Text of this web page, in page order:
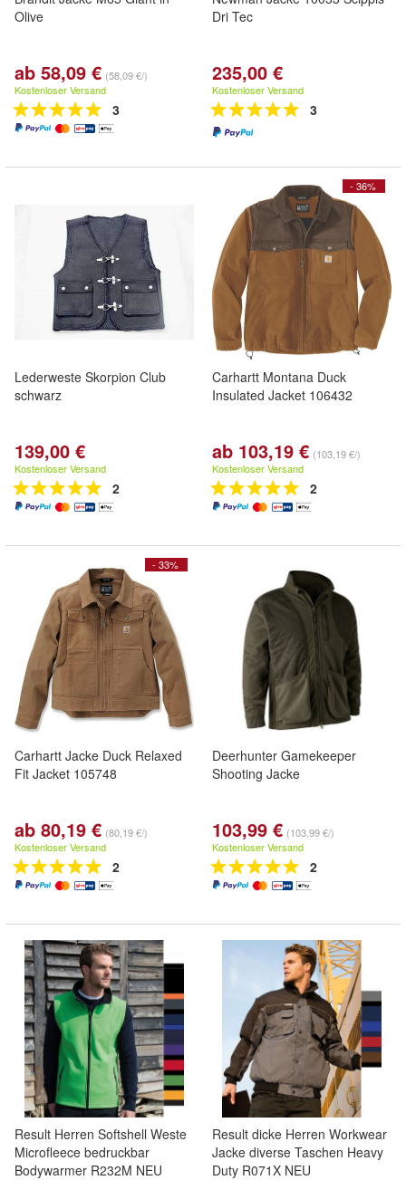
Olive
ab 58,09 € (58,09 €/)
Kostenloser Versand
3
Dri Tec
235,00 €
Kostenloser Versand
3
Lederweste Skorpion Club
schwarz
139,00 €
Kostenloser Versand
2
- 36%
Carhartt Montana Duck
Insulated Jacket 106432
ab 103,19 € (103,19 €/)
Kostenloser Versand
2
- 33%
Carhartt Jacke Duck Relaxed
Fit Jacket 105748
ab 80,19 € (80,19 €/)
Kostenloser Versand
2
Deerhunter Gamekeeper
Shooting Jacke
103,99 € (103,99 €/)
Kostenloser Versand
2
Result Herren Softshell Weste
Microfleece bedruckbar
Bodywarmer R232M NEU
Result dicke Herren Workwear
Jacke diverse Taschen Heavy
Duty R071X NEU